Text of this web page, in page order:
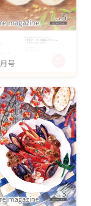
号